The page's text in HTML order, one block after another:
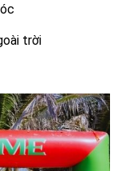
trời